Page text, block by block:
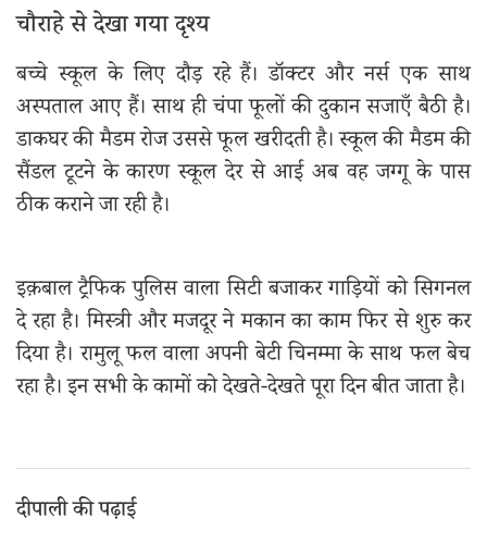
चौराहे से देखा गया दृश्य
बच्चे स्कूल के लिए दौड़ रहे हैं। डॉक्टर और नर्स एक साथ
अस्पताल आए हैं। साथ ही चंपा फूलों की दुकान सजाएँ बैठी है।
डाकघर की मैडम रोज उससे फूल खरीदती है। स्कूल की मैडम की
सैंडल टूटने के कारण स्कूल देर से आई अब वह जग्गू के पास
ठीक कराने जा रही है।
इक़बाल ट्रैफिक पुलिस वाला सिटी बजाकर गाड़ियों को सिगनल
दे रहा है। मिस्त्री और मजदूर ने मकान का काम फिर से शुरु कर
दिया है। रामुलू फल वाला अपनी बेटी चिनम्मा के साथ फल बेच
रहा है। इन सभी के कामों को देखते-देखते पूरा दिन बीत जाता है।
दीपाली की पढ़ाई